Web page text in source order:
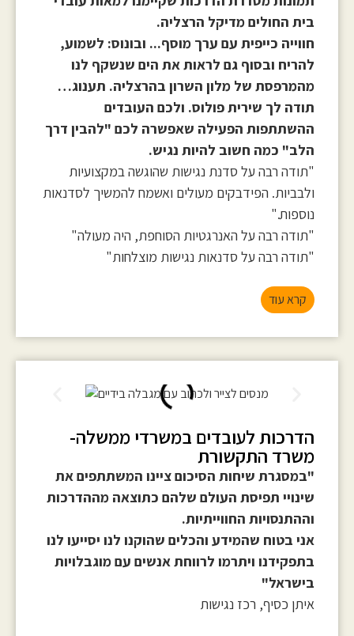
בית החולים מדיקל הרצליה.
חווייה כייפית עם ערך מוסף... ובונוס: לשמוע,
להריח ובסוף גם לראות את הים שנשקף לנו
מהמרפסת של מלון השרון בהרצליה. תענוג…
תודה לך שירית פולוס. ולכם העובדים
ההשתתפות הפעילה שאפשרה לכם "להבין דרך
הלב" כמה חשוב להיות נגיש.
"תודה רבה על סדנת נגישות שהוגשה במקצועיות
ולבביות. הפידבקים מעולים ואשמח להמשיך לסדנאות
נוספות."
"תודה רבה על האנרגטיות הסוחפת, היה מעולה"
"תודה רבה על סדנאות נגישות מוצלחות"
קרא עוד
הדרכות לעובדים במשרדי ממשלה-
משרד התקשורת
"במסגרת שיחות הסיכום ציינו המשתתפים את
שינויי תפיסת העולם שלהם כתוצאה מההדרכות
וההתנסויות החווייתיות.
אני בטוח שהמידע והכלים שהוקנו לנו יסייעו לנו
בתפקידנו ויתרמו לרווחת אנשים עם מוגבלויות
בישראל"
איתן כסיף, רכז נגישות